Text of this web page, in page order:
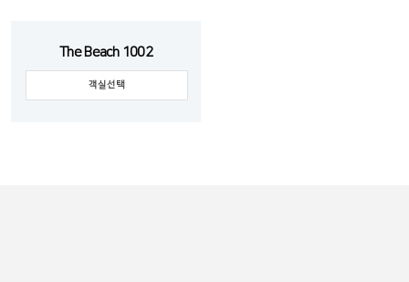
The Beach 1002
객실선택